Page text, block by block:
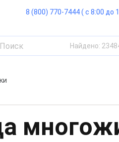
8 (800) 770-7444 ( с 8:00 до
Найдено: